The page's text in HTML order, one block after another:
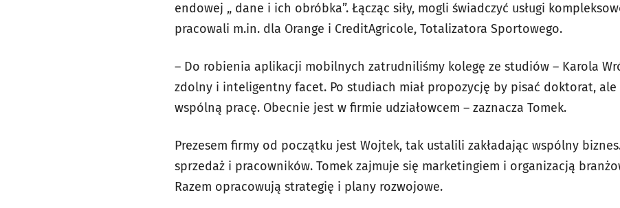
endowej „ dane i ich obróbka”. Łącząc siły, mogli świadczyć usługi
pracowali m.in. dla Orange i CreditAgricole, Totalizatora Sportowego.
– Do robienia aplikacji mobilnych zatrudniliśmy kolegę ze studiów – Karola
zdolny i inteligentny facet. Po studiach miał propozycję by pisać doktorat,
wspólną pracę. Obecnie jest w firmie udziałowcem – zaznacza Tomek.
Prezesem firmy od początku jest Wojtek, tak ustalili zakładając wspólny
sprzedaż i pracowników. Tomek zajmuje się marketingiem i organizacją
Razem opracowują strategię i plany rozwojowe.